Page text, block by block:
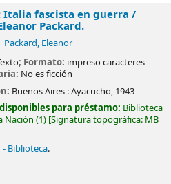
Italia fascista en guerra /
Packard.
Packard, Eleanor
; Formato: impreso caracteres
No es ficción
Buenos Aires :Ayacucho, 1943
para préstamo: Biblioteca
Nación (1) Signatura topográfica: MB
Biblioteca.